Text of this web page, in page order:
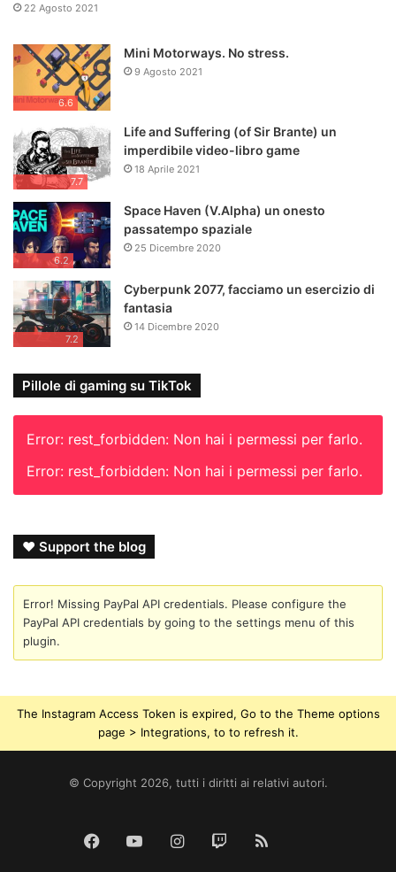
22 Agosto 2021
6.6
Mini Motorways. No stress.
9 Agosto 2021
7.7
Life and Suffering (of Sir Brante) un
imperdibile video-libro game
18 Aprile 2021
6.2
Space Haven (V.Alpha) un onesto
passatempo spaziale
25 Dicembre 2020
7.2
Cyberpunk 2077, facciamo un esercizio di
fantasia
14 Dicembre 2020
Pillole di gaming su TikTok
Error: rest_forbidden: Non hai i permessi per farlo.
Error: rest_forbidden: Non hai i permessi per farlo.
❤ Support the blog
Error! Missing PayPal API credentials. Please configure the
PayPal API credentials by going to the settings menu of this
plugin.
The Instagram Access Token is expired, Go to the Theme options
page > Integrations, to to refresh it.
© Copyright 2026, tutti i diritti ai relativi autori.
FacebookYouTubeInstagram
Twitch